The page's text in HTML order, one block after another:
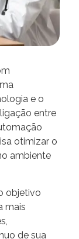
e o
entre
otimizar o
ambiente
objetivo
mais
de sua